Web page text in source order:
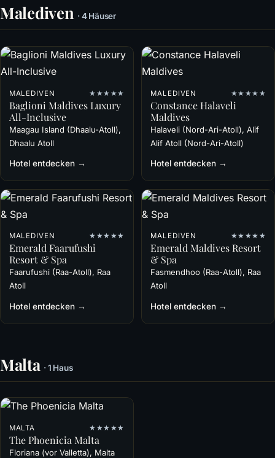
Malediven · 4 Häuser
MALEDIVEN ★★★★★
Baglioni Maldives Luxury
All-Inclusive
Maagau Island (Dhaalu-Atoll),
Dhaalu Atoll
Hotel entdecken →
MALEDIVEN ★★★★★
Constance Halaveli
Maldives
Halaveli (Nord-Ari-Atoll), Alif
Alif Atoll (Nord-Ari-Atoll)
Hotel entdecken →
MALEDIVEN ★★★★★
Emerald Faarufushi
Resort & Spa
Faarufushi (Raa-Atoll), Raa
Atoll
Hotel entdecken →
MALEDIVEN ★★★★★
Emerald Maldives Resort
& Spa
Fasmendhoo (Raa-Atoll), Raa
Atoll
Hotel entdecken →
Malta · 1 Haus
MALTA ★★★★★
The Phoenicia Malta
Floriana (vor Valletta), Malta